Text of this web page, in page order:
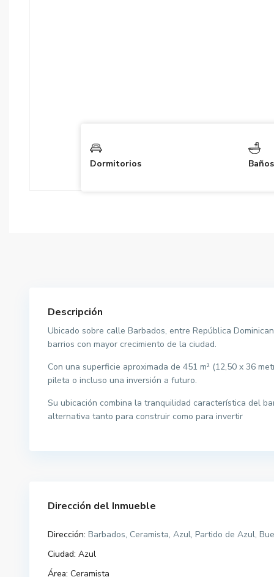
Dormitorios Baños
Descripción
Ubicado sobre calle Barbados, entre República
barrios con mayor crecimiento de la ciudad.
Con una superficie aproximada de 451 m² (12,50 x 36
pileta o incluso una inversión a futuro.
Su ubicación combina la tranquilidad característica del
alternativa tanto para construir como para invertir
Dirección del Inmueble
Dirección: Barbados, Ceramista, Azul, Partido de Azul,
Ciudad: Azul
Área: Ceramista